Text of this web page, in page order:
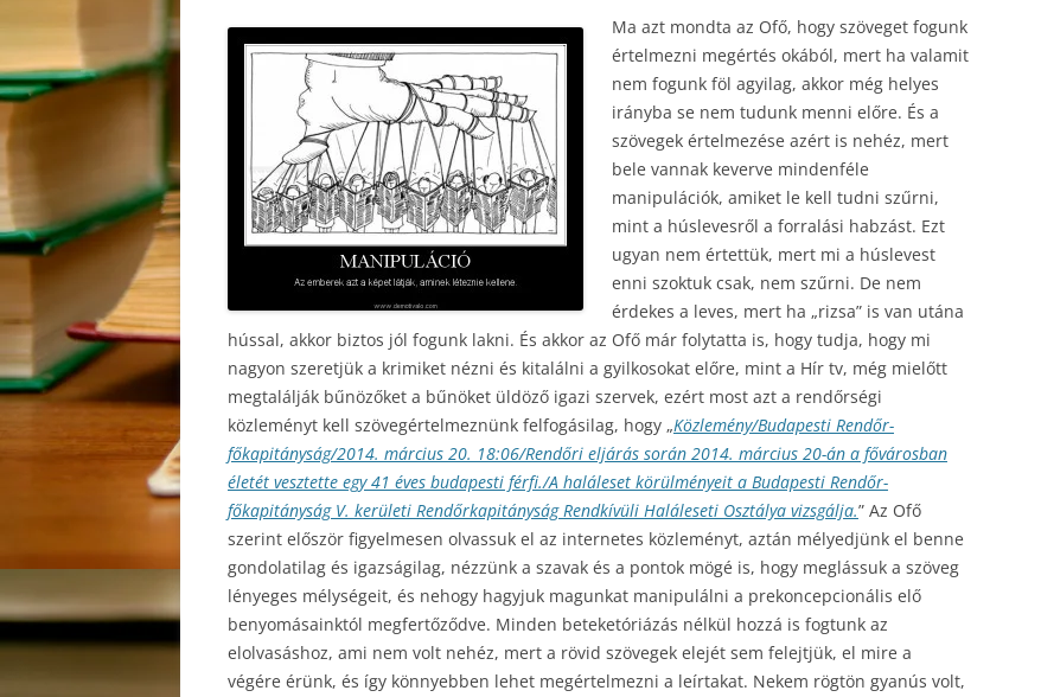
Ma azt mondta az Ofő, hogy szöveget fogunk
értelmezni megértés okából, mert ha valamit
nem fogunk föl agyilag, akkor még helyes
irányba se nem tudunk menni előre. És a
szövegek értelmezése azért is nehéz, mert
bele vannak keverve mindenféle
manipulációk, amiket le kell tudni szűrni,
mint a húslevesről a forralási habzást. Ezt
ugyan nem értettük, mert mi a húslevest
enni szoktuk csak, nem szűrni. De nem
érdekes a leves, mert ha „rizsa” is van utána
hússal, akkor biztos jól fogunk lakni. És akkor az Ofő már folytatta is, hogy tudja, hogy mi
nagyon szeretjük a krimiket nézni és kitalálni a gyilkosokat előre, mint a Hír tv, még mielőtt
megtalálják bűnözőket a bűnöket üldöző igazi szervek, ezért most azt a rendőrségi
közleményt kell szövegértelmeznünk felfogásilag, hogy „Közlemény/Budapesti Rendőr-
főkapitányság/2014. március 20. 18:06/Rendőri eljárás során 2014. március 20-án a fővárosban
életét vesztette egy 41 éves budapesti férfi./A haláleset körülményeit a Budapesti Rendőr-
főkapitányság V. kerületi Rendőrkapitányság Rendkívüli Haláleseti Osztálya vizsgálja.” Az Ofő
szerint először figyelmesen olvassuk el az internetes közleményt, aztán mélyedjünk el benne
gondolatilag és igazságilag, nézzünk a szavak és a pontok mögé is, hogy meglássuk a szöveg
lényeges mélységeit, és nehogy hagyjuk magunkat manipulálni a prekoncepcionális elő
benyomásainktól megfertőződve. Minden beteketóriázás nélkül hozzá is fogtunk az
elolvasáshoz, ami nem volt nehéz, mert a rövid szövegek elejét sem felejtjük, el mire a
végére érünk, és így könnyebben lehet megértelmezni a leírtakat. Nekem rögtön gyanús volt,